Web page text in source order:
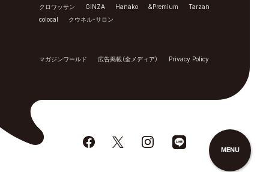
MENU
クロワッサン
GINZA Hanako &Premium
Tarzan
colocal
クウネル・サロン
マガジンワールド 広告掲載（全メディア） Privacy Policy